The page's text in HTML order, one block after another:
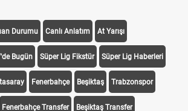
Durumu Canlı Anlatım At Yarışı
Bugün Süper Lig Fikstür Süper Lig Haberleri
Fenerbahçe Beşiktaş Trabzonspor